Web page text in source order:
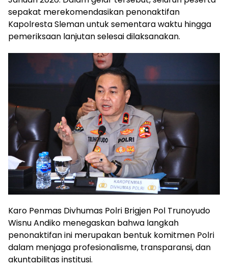
sepakat merekomendasikan penonaktifan
Kapolresta Sleman untuk sementara waktu hingga
pemeriksaan lanjutan selesai dilaksanakan.
Karo Penmas Divhumas Polri Brigjen Pol Trunoyudo
Wisnu Andiko menegaskan bahwa langkah
penonaktifan ini merupakan bentuk komitmen Polri
dalam menjaga profesionalisme, transparansi, dan
akuntabilitas institusi.